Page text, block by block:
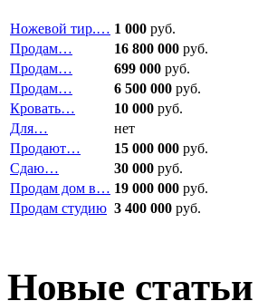
Ножевой тир.… 1 000 руб.
Продам…
16 800 000 руб.
Продам…
699 000 руб.
Продам…
6 500 000 руб.
Кровать…
10 000 руб.
Для…
нет
Продают…
15 000 000 руб.
Сдаю…
30 000 руб.
Продам дом в… 19 000 000 руб.
Продам студию 3 400 000 руб.
Новые